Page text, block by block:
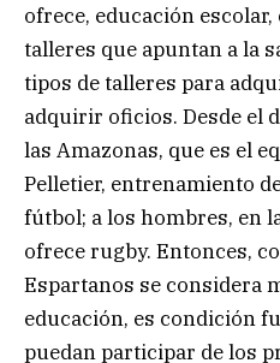
ofrece, educación
talleres que apuntan a la
tipos de talleres para
adquirir oficios. Desde el
las Amazonas, que es el
Pelletier, entrenamiento
fútbol; a los hombres, en
ofrece rugby. Entonces,
Espartanos se considera
educación, es condición
puedan participar de los